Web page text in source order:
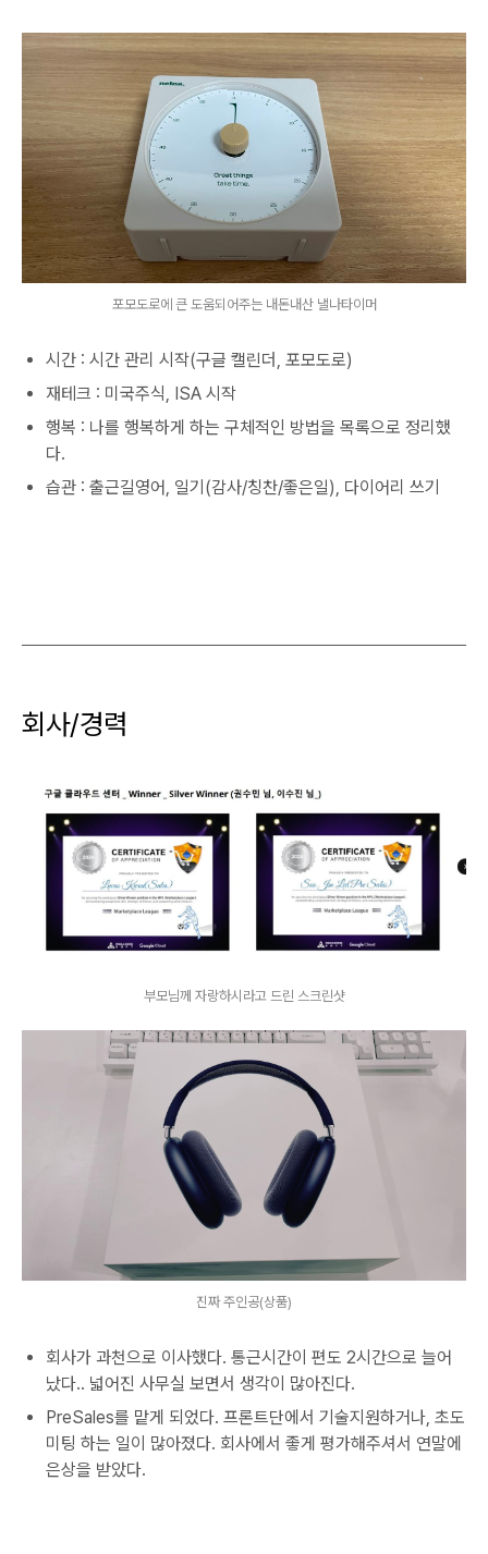
포모도로에 큰 도움되어주는 내돈내산 낼나타이머
시간 : 시간 관리 시작(구글 캘린더, 포모도로)
재테크 : 미국주식, ISA 시작
행복 : 나를 행복하게 하는 구체적인 방법을 목록으로 정리했
다.
습관 : 출근길영어, 일기(감사/칭찬/좋은일), 다이어리 쓰기
회사/경력
부모님께 자랑하시라고 드린 스크린샷
진짜 주인공(상품)
회사가 과천으로 이사했다. 통근시간이 편도 2시간으로 늘어
났다.. 넓어진 사무실 보면서 생각이 많아진다.
PreSales를 맡게 되었다. 프론트단에서 기술지원하거나, 초도
미팅 하는 일이 많아졌다. 회사에서 좋게 평가해주셔서 연말에
은상을 받았다.